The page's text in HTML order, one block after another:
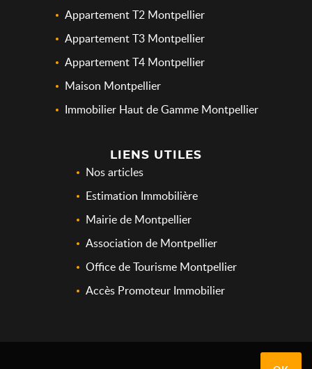
Appartement T2 Montpellier
Appartement T3 Montpellier
Appartement T4 Montpellier
Maison Montpellier
Immobilier Haut de Gamme Montpellier
LIENS UTILES
Nos articles
Estimation Immobilière
Mairie de Montpellier
Association de Montpellier
Office de Tourisme Montpellier
Accès Promoteur Immobilier